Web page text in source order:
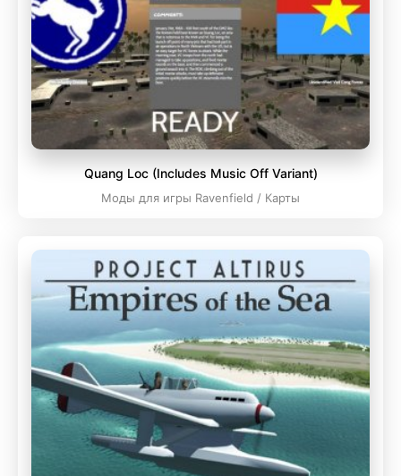
Quang Loc (Includes Music Off Variant)
Моды для игры Ravenfield / Карты